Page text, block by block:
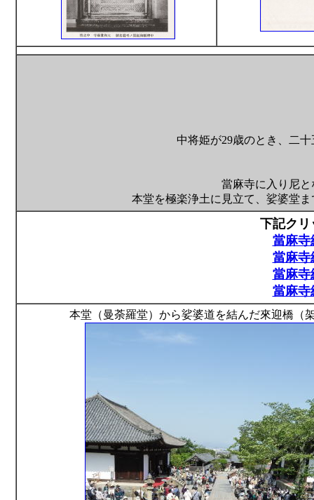
中将姫が29歳のとき、二
當麻寺に入り尼
本堂を極楽浄土に見立て、娑婆堂
下記クリ
當麻寺
當麻寺
當麻寺
當麻寺
本堂（曼荼羅堂）から娑婆道を結んだ來迎